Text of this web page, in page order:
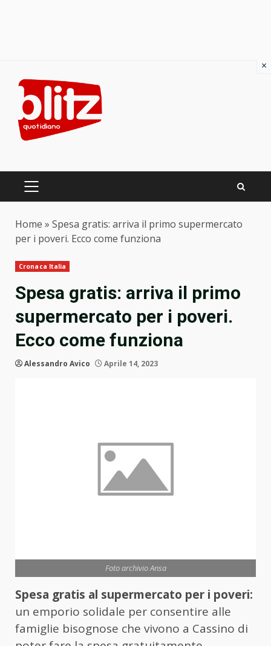
content
PRIMARY
Home » Spesa gratis: arriva il primo supermercato
per i poveri. Ecco come funziona
Cronaca Italia
Spesa gratis: arriva il primo
supermercato per i poveri.
Ecco come funziona
Alessandro Avico Aprile 14, 2023
Foto archivio Ansa
Spesa gratis al supermercato per i poveri:
un emporio solidale per consentire alle
famiglie bisognose che vivono a Cassino di
×